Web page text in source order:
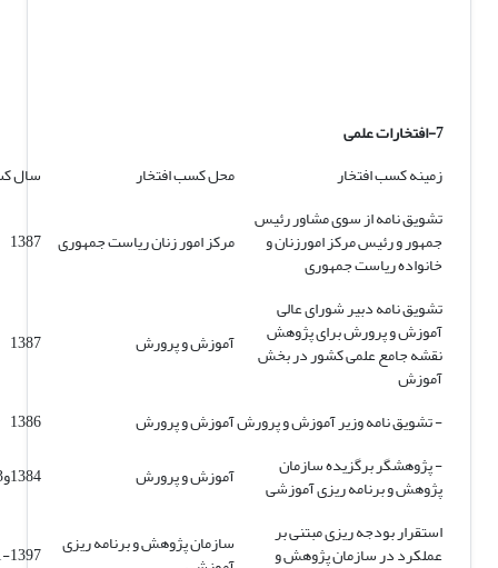
7-افتخارات علمی
زمینه کسب افتخار
محل کسب افتخار
سال
تشویق نامه از سوی مشاور رئیس
جمهور و رئیس مرکز امورزنان و
خانواده ریاست جمهوری
مرکز امور زنان ریاست جمهوری 1387
تشویق نامه دبیر شورای عالی
آموزش و پرورش برای پژوهش
نقشه جامع علمی کشور در بخش
آموزش
آموزش و پرورش 1387
- تشویق نامه وزیر آموزش و پرورشآموزش و پرورش
1386
- پژوهشگر برگزیده سازمان
پژوهش و برنامه ریزی آموزشی آموزش و پرورش
1384و1383
استقرار بودجه ریزی مبتنی بر
عملکرد در سازمان پژوهش و سازمان پژوهش و برنامه ریزی 1397